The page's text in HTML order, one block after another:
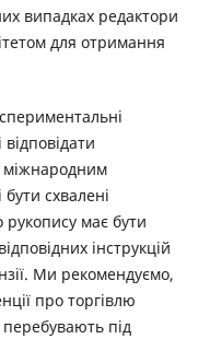
випадках редактори
для отримання
міжнародним
бути схвалені
рукопису має бути
інструкцій
Ми рекомендуємо,
про торгівлю
під